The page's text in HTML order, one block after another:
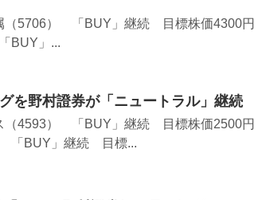
（5706） 「BUY」継続 目標株価4300円
BUY」...
を野村證券が「ニュートラル」継続
（4593） 「BUY」継続 目標株価2500円
「BUY」継続 目標...